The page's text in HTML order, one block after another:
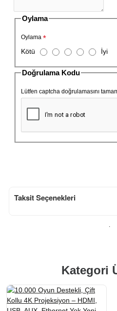
Oylama
Oylama
Kötü İyi
Doğrulama Kodu
Lütfen captcha doğrulamasını
Taksit Seçenekleri
Kategori